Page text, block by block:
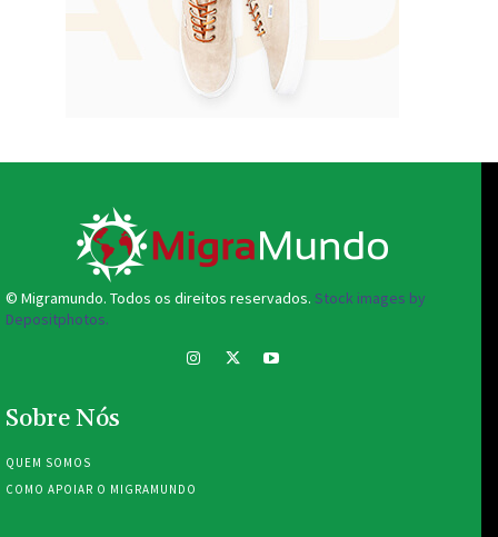
© Migramundo. Todos os direitos reservados. Stock images by
Depositphotos.
Sobre Nós
QUEM SOMOS
COMO APOIAR O MIGRAMUNDO